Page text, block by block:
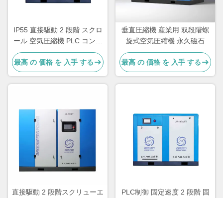
IP55 直接駆動 2 段階 スクロ
ール 空気圧縮機 PLC コント
ロール 空気/水冷却
最高 の 価格 を 入手 する
垂直圧縮機 産業用 双段階螺
旋式空気圧縮機 永久磁石
最高 の 価格 を 入手 する
直接駆動 2 段階スクリューエ
PLC制御 固定速度 2 段階 固